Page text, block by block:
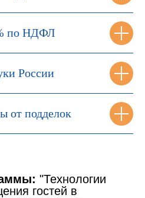
по НДФЛ
России
от подделок
"Технологии
гостей в